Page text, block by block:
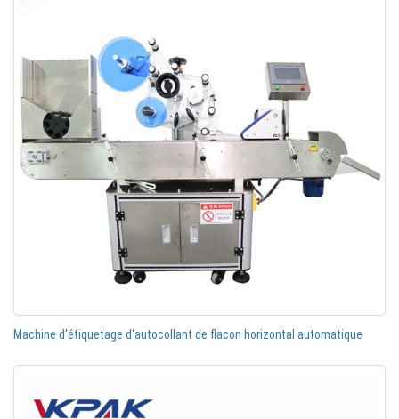
Machine d'étiquetage d'autocollant de flacon horizontal automatique